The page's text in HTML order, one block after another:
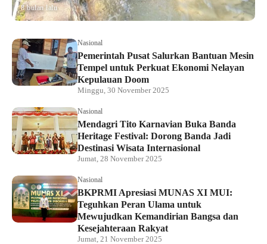
8 bulan lalu
Nasional
Pemerintah Pusat Salurkan Bantuan Mesin
Tempel untuk Perkuat Ekonomi Nelayan
Kepulauan Doom
Minggu, 30 November 2025
Nasional
Mendagri Tito Karnavian Buka Banda
Heritage Festival: Dorong Banda Jadi
Destinasi Wisata Internasional
Jumat, 28 November 2025
Nasional
BKPRMI Apresiasi MUNAS XI MUI:
Teguhkan Peran Ulama untuk
Mewujudkan Kemandirian Bangsa dan
Kesejahteraan Rakyat
Jumat, 21 November 2025